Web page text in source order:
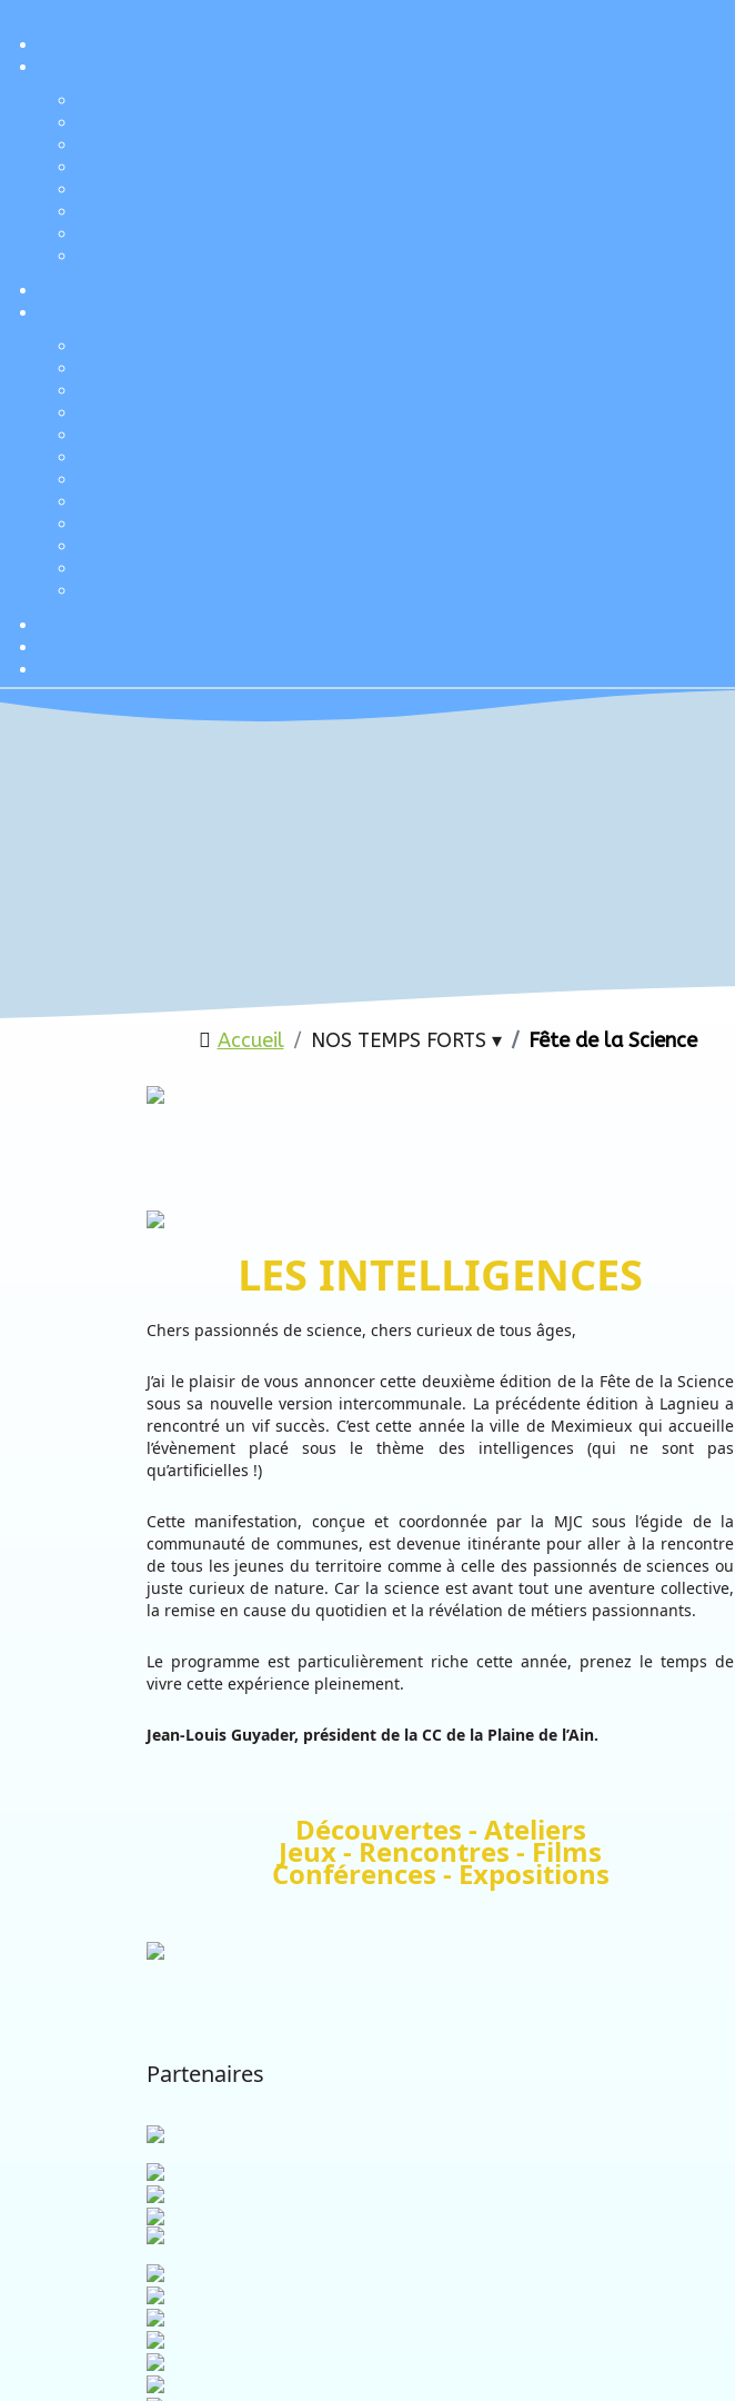
Accueil NOS TEMPS FORTS ▾ Fête de la Science
LES INTELLIGENCES
Chers passionnés de science, chers curieux de tous âges,
J’ai le plaisir de vous annoncer cette deuxième édition de la Fête de la Science
sous sa nouvelle version intercommunale. La précédente édition à Lagnieu a
rencontré un vif succès. C’est cette année la ville de Meximieux qui accueille
l’évènement placé sous le thème des intelligences (qui ne sont pas
qu’artificielles !)
Cette manifestation, conçue et coordonnée par la MJC sous l’égide de la
communauté de communes, est devenue itinérante pour aller à la rencontre
de tous les jeunes du territoire comme à celle des passionnés de sciences ou
juste curieux de nature. Car la science est avant tout une aventure collective,
la remise en cause du quotidien et la révélation de métiers passionnants.
Le programme est particulièrement riche cette année, prenez le temps de
vivre cette expérience pleinement.
Jean-Louis Guyader, président de la CC de la Plaine de l’Ain.
Découvertes - Ateliers
Jeux - Rencontres - Films
Conférences - Expositions
Partenaires